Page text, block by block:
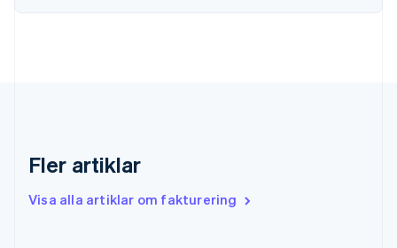
Fler artiklar
Visa alla artiklar om fakturering
简体中文
Indien
Irland